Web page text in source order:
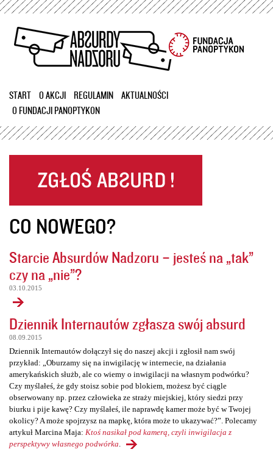
Przejdź
treści
START O AKCJI REGULAMIN
AKTUALNOŚCI
O FUNDACJI PANOPTYKON
CO NOWEGO?
Starcie Absurdów Nadzoru – jesteś na „tak”
czy na „nie”?
03.10.2015
Dziennik Internautów zgłasza swój absurd
08.09.2015
Dziennik Internautów dołączył się do naszej akcji i zgłosił nam swój
przykład: „Oburzamy się na inwigilację w internecie, na działania
amerykańskich służb, ale co wiemy o inwigilacji na własnym podwórku?
Czy myślałeś, że gdy stoisz sobie pod blokiem, możesz być ciągle
obserwowany np. przez człowieka ze straży miejskiej, który siedzi przy
biurku i pije kawę? Czy myślałeś, ile naprawdę kamer może być w Twojej
okolicy? A może spojrzysz na mapkę, która może to ukazywać?”. Polecamy
artykuł Marcina Maja: Ktoś nasikał pod kamerą, czyli inwigilacja z
perspektywy własnego podwórka